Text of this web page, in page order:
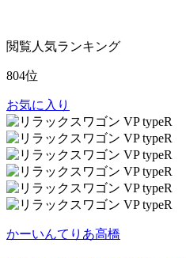
閲覧人気ランキング
804位
お気に入り
かーいんてりあ高橋